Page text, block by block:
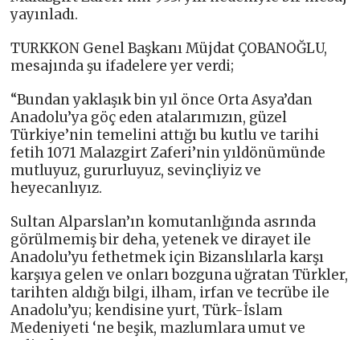
yayınladı.
TURKKON Genel Başkanı Müjdat ÇOBANOĞLU,
mesajında şu ifadelere yer verdi;
“Bundan yaklaşık bin yıl önce Orta Asya’dan
Anadolu’ya göç eden atalarımızın, güzel
Türkiye’nin temelini attığı bu kutlu ve tarihi
fetih 1071 Malazgirt Zaferi’nin yıldönümünde
mutluyuz, gururluyuz, sevinçliyiz ve
heyecanlıyız.
Sultan Alparslan’ın komutanlığında asrında
görülmemiş bir deha, yetenek ve dirayet ile
Anadolu’yu fethetmek için Bizanslılarla karşı
karşıya gelen ve onları bozguna uğratan Türkler,
tarihten aldığı bilgi, ilham, irfan ve tecrübe ile
Anadolu’yu; kendisine yurt, Türk-İslam
Medeniyeti ‘ne beşik, mazlumlara umut ve